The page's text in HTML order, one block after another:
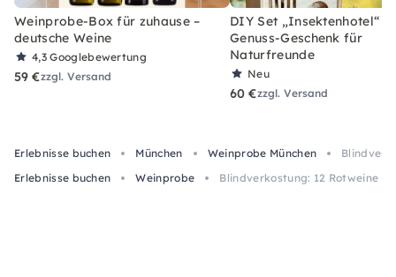
Weinprobe-Box für zuhause –
deutsche Weine
4,3Googlebewertung
59 €zzgl. Versand
DIY Set „Insektenhotel“ –
Genuss-Geschenk für
Naturfreunde
Neu
60 €zzgl. Versand
Erlebnisse buchen München Weinprobe München
Erlebnisse buchen
Weinprobe Blindverkostung: 12 Rotweine &